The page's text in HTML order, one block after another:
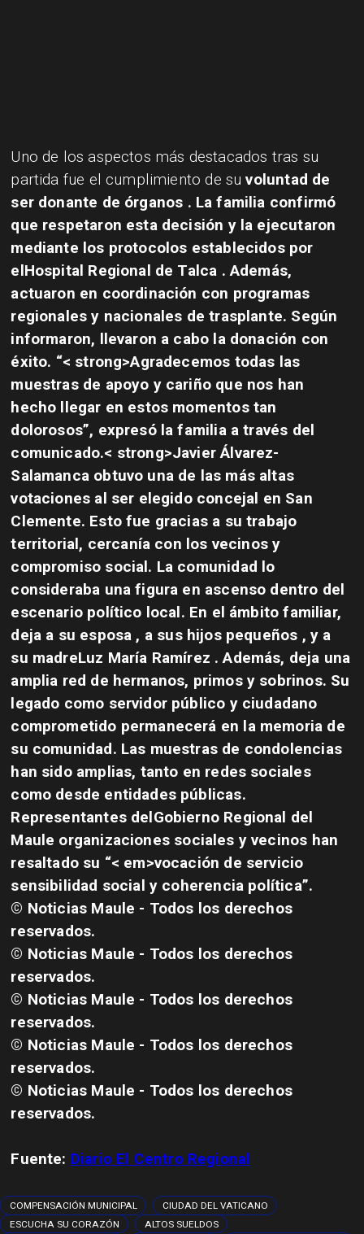
Uno de los aspectos más destacados tras su
partida fue el cumplimiento de su voluntad de
ser donante de órganos . La familia confirmó
que respetaron esta decisión y la ejecutaron
mediante los protocolos establecidos por
elHospital Regional de Talca . Además,
actuaron en coordinación con programas
regionales y nacionales de trasplante. Según
informaron, llevaron a cabo la donación con
éxito. “< strong>Agradecemos todas las
muestras de apoyo y cariño que nos han
hecho llegar en estos momentos tan
dolorosos”, expresó la familia a través del
comunicado.< strong>Javier Álvarez-
Salamanca obtuvo una de las más altas
votaciones al ser elegido concejal en San
Clemente. Esto fue gracias a su trabajo
territorial, cercanía con los vecinos y
compromiso social. La comunidad lo
consideraba una figura en ascenso dentro del
escenario político local. En el ámbito familiar,
deja a su esposa , a sushijos pequeños , y a
su madreLuz María Ramírez . Además, deja una
amplia red de hermanos, primos y sobrinos. Su
legado como servidor público y ciudadano
comprometido permanecerá en la memoria de
su comunidad. Las muestras de condolencias
han sido amplias, tanto en redes sociales
como desde entidades públicas.
Representantes delGobierno Regional del
Maule organizaciones sociales y vecinos han
resaltado su “< em>vocación de servicio
sensibilidad social y coherencia política”.
© Noticias Maule - Todos los derechos
reservados.
© Noticias Maule - Todos los derechos
reservados.
© Noticias Maule - Todos los derechos
reservados.
© Noticias Maule - Todos los derechos
reservados.
© Noticias Maule - Todos los derechos
reservados.
Fuente: Diario El Centro Regional
COMPENSACIÓN MUNICIPAL
CIUDAD DEL VATICANO
ESCUCHA SU CORAZÓN
ALTOS SUELDOS